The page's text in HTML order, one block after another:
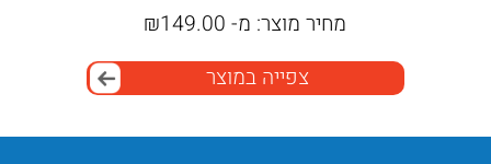
מחיר מוצר: מ- ₪149.00
צפייה במוצר